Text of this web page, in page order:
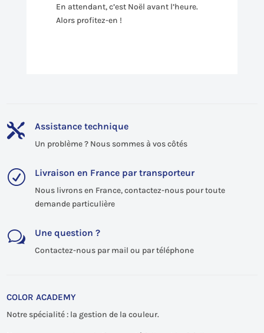
En attendant, c’est Noël avant l’heure.
Alors profitez-en !
 Assistance technique
Un problème ? Nous sommes à vos côtés
R Livraison en France par transporteur
Nous livrons en France, contactez-nous pour toute
demande particulière
w Une question ?
Contactez-nous par mail ou par téléphone
COLOR ACADEMY
Notre spécialité : la gestion de la couleur.